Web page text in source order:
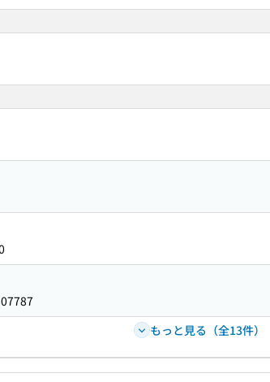
もっと見る（全13件）